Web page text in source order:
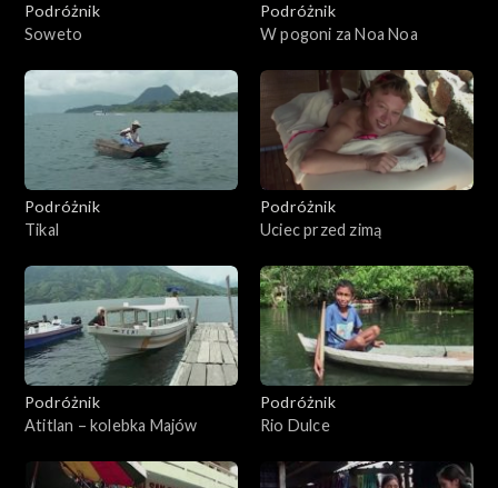
Podróżnik
Soweto
Podróżnik
W pogoni za Noa Noa
Podróżnik
Tikal
Podróżnik
Uciec przed zimą
Podróżnik
Atitlan – kolebka Majów
Podróżnik
Rio Dulce